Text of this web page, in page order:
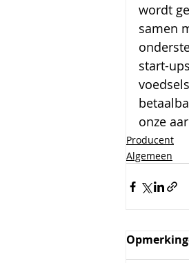
wordt
samen
start-
onze
Producent
Algemeen